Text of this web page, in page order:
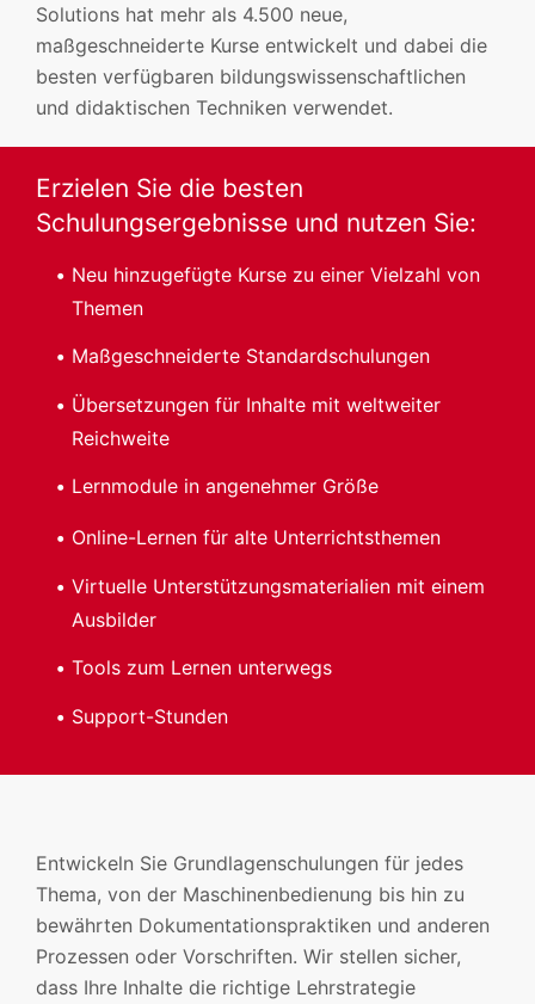
Solutions hat mehr als 4.500 neue,
maßgeschneiderte Kurse entwickelt und dabei die
besten verfügbaren bildungswissenschaftlichen
und didaktischen Techniken verwendet.
Erzielen Sie die besten
Schulungsergebnisse und nutzen Sie:
Neu hinzugefügte Kurse zu einer Vielzahl von
Themen
Maßgeschneiderte Standardschulungen
Übersetzungen für Inhalte mit weltweiter
Reichweite
Lernmodule in angenehmer Größe
Online-Lernen für alte Unterrichtsthemen
Virtuelle Unterstützungsmaterialien mit einem
Ausbilder
Tools zum Lernen unterwegs
Support-Stunden
Entwickeln Sie Grundlagenschulungen für jedes
Thema, von der Maschinenbedienung bis hin zu
bewährten Dokumentationspraktiken und anderen
Prozessen oder Vorschriften. Wir stellen sicher,
dass Ihre Inhalte die richtige Lehrstrategie